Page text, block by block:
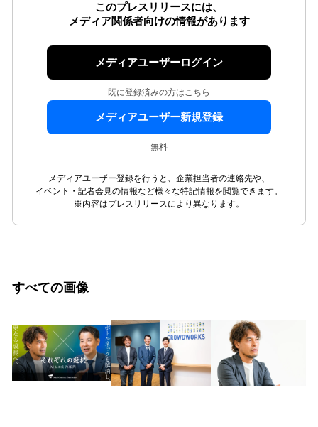
このプレスリリースには、
メディア関係者向けの情報があります
メディアユーザーログイン
既に登録済みの方はこちら
メディアユーザー新規登録
無料
メディアユーザー登録を行うと、企業担当者の連絡先や、
イベント・記者会見の情報など様々な特記情報を閲覧できます。
※内容はプレスリリースにより異なります。
すべての画像